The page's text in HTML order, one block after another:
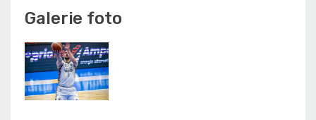
Galerie foto